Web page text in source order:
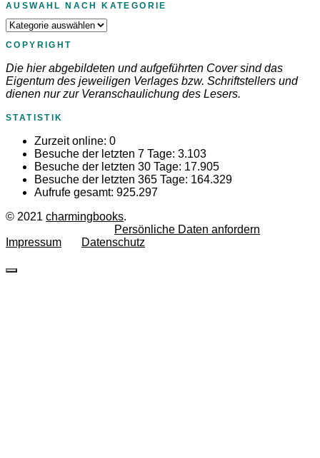
AUSWAHL NACH KATEGORIE
Auswahl
Kategorie
COPYRIGHT
Die hier abgebildeten und aufgeführten Cover sind das
Eigentum des jeweiligen Verlages bzw. Schriftstellers und
dienen nur zur Veranschaulichung des Lesers.
STATISTIK
Zurzeit online: 0
Besuche der letzten 7 Tage: 3.103
Besuche der letzten 30 Tage: 17.905
Besuche der letzten 365 Tage: 164.329
Aufrufe gesamt: 925.297
© 2021 charmingbooks.
Persönliche Daten anfordern
Impressum
Datenschutz